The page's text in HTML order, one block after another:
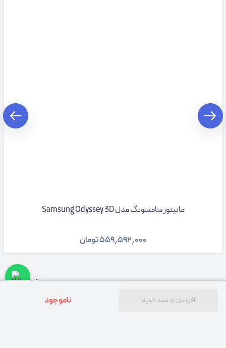
افزودن به سبد خرید ناموجود
مانیتور سامسونگ مدل Samsung Odyssey 3D
۵۵۹٫۵۹۲٫۰۰۰تومان